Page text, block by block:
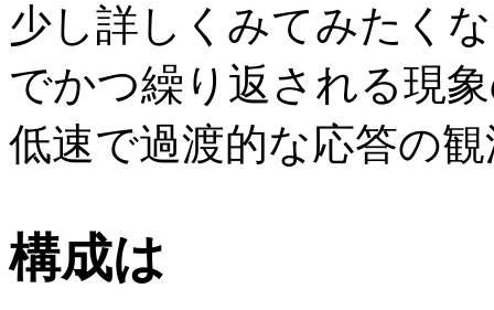
少し詳しくみてみたく
でかつ繰り返される現
低速で過渡的な応答の
構成は